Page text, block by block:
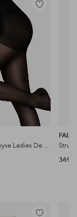
Lägg
i
favoriter
Stödstrumpbyxa Ladies Den Pantyhouse - medium support
369